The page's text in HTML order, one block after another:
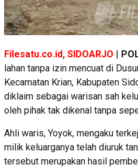
Filesatu.co.id, SIDOARJO
lahan tanpa izin mencuat di
Kecamatan Krian, Kabupaten
diklaim sebagai warisan sah
oleh pihak tak dikenal tanpa
Ahli waris, Yoyok, mengaku
milik keluarganya telah diuruk
tersebut merupakan hasil